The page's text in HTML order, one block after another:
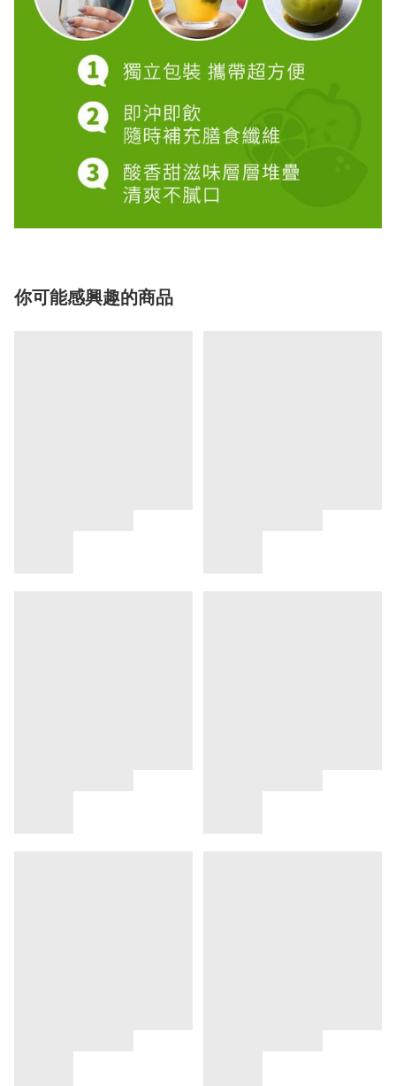
你可能感興趣的商品